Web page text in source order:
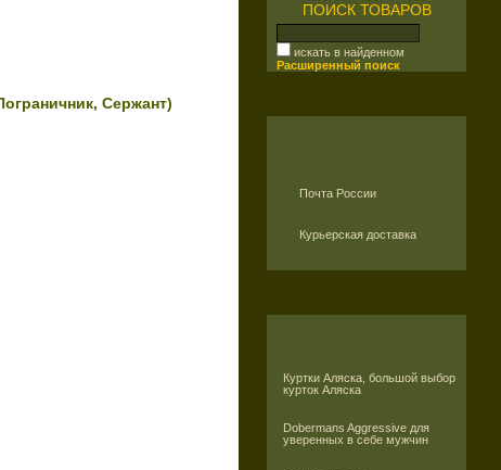
ПОИСК ТОВАРОВ
искать в найденном
Расширенный поиск
Почта России
Курьерская доставка
Куртки Аляска, большой выбор
курток Аляска
Dobermans Aggressive для
уверенных в себе мужчин
Сержант)